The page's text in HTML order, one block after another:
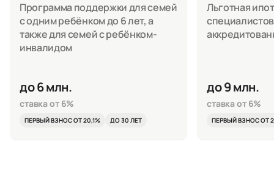
Программа поддержки для семей
с одним ребёнком до 6 лет, а
также для семей с ребёнком-
инвалидом
до 6 млн.
ставка от 6%
ПЕРВЫЙ ВЗНОС ОТ 20,1% ДО 30 ЛЕТ
Льготная
до 9 млн.
ставка от 6%
ПЕРВЫЙ ВЗНОС ОТ